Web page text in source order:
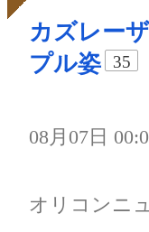
カズレー
プル姿
35
08月07日
オリコンニ